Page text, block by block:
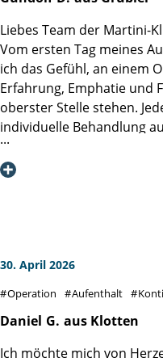
Sozialarbeit. Durch meine
mir ein Bedürfnis zu
organisatorisch und
sein sollte.
Ich wünschen Ihnen,
weiter gehen können und
weiterzuleiten.
Liebes Team der Martini-
Vom ersten Tag meines
ich das Gefühl, an einem
Erfahrung, Emphatie und
oberster Stelle stehen.
individuelle Behandlung
vergessen macht, in
straff durchorganisiert ist.
aussprechen. Es war zwar
Und dies schließt auch die
tägliche Essen und die
30. April 2026
Operation Aufenthalt
Daniel G. aus Klotten
Ich möchte mich von